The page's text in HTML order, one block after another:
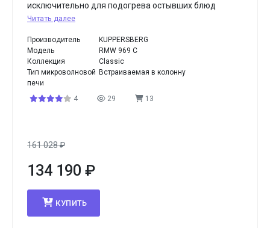
исключительно для подогрева остывших блюд
Читать далее
Производитель
KUPPERSBERG
Модель
RMW 969 C
Коллекция
Classic
Тип микроволновой
печи
Встраиваемая в колонну
4 29 13
161 028₽
134 190 ₽
КУПИТЬ